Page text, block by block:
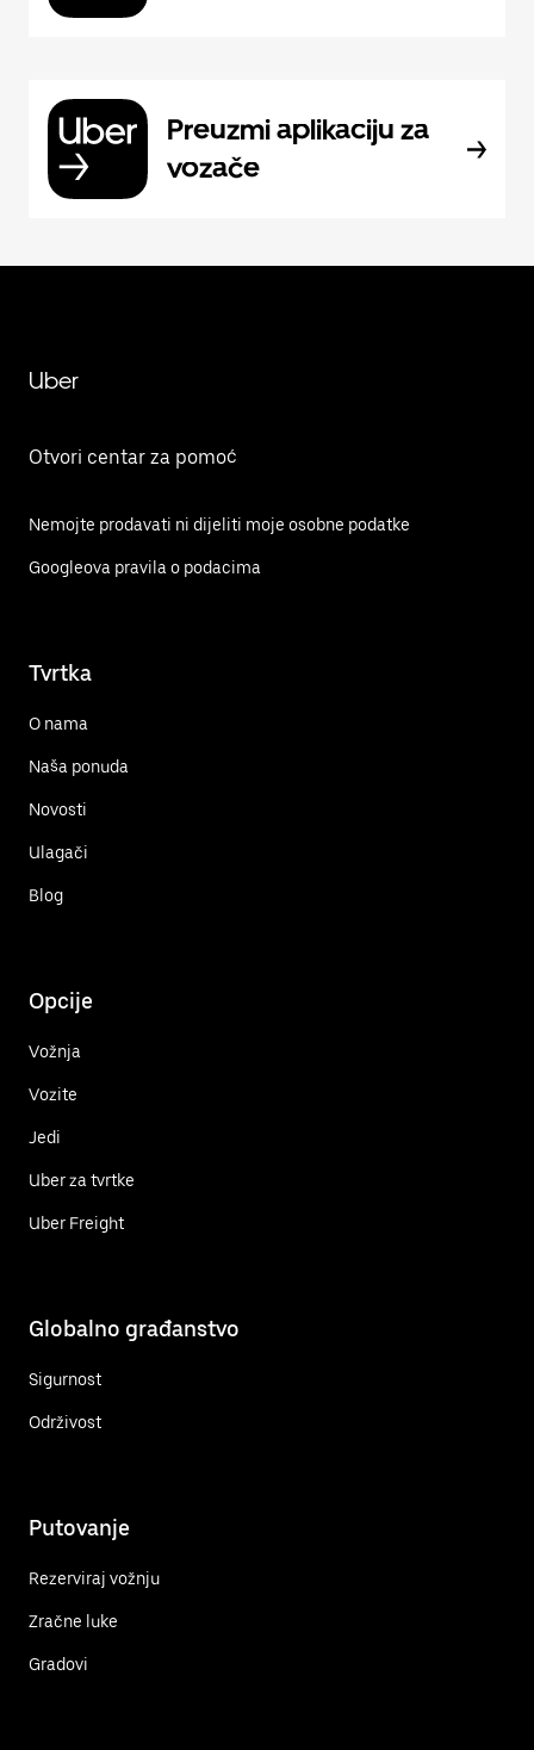
Preuzmi aplikaciju za
vozače
Uber
Otvori centar za pomoć
Nemojte prodavati ni dijeliti moje osobne podatke
Googleova pravila o podacima
Tvrtka
O nama
Naša ponuda
Novosti
Ulagači
Blog
Opcije
Vožnja
Vozite
Jedi
Uber za tvrtke
Uber Freight
Globalno građanstvo
Sigurnost
Održivost
Putovanje
Rezerviraj vožnju
Zračne luke
Gradovi